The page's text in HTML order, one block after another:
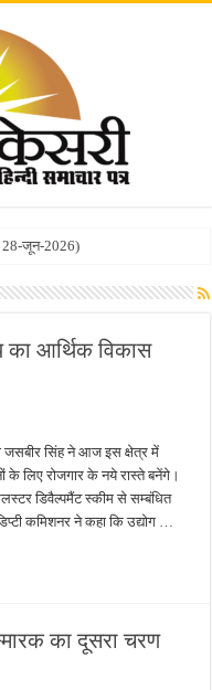
28-जून-2026)
का आर्थिक विकास
जसबीर सिंह ने आज इस क्षेत्र में
के लिए रोजगार के नये रास्ते बनेंगे।
डिवैल्पमैंट स्कीम से सम्बंधित
कमिशनर ने कहा कि उद्योग …
का दूसरा चरण